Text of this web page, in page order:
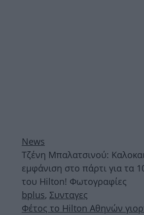
News
Τζένη Μπαλατσινού:
εμφάνιση στο πάρτι για τα
του Hilton! Φωτογραφίες
bplus, Συνταγες
Φέτος το Hilton Αθηνών